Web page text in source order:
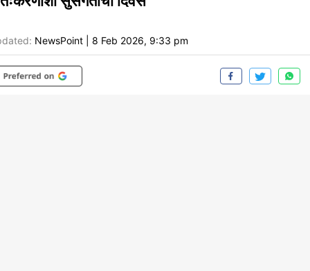
NewsPoint 8 Feb 2026, 9:33 pm